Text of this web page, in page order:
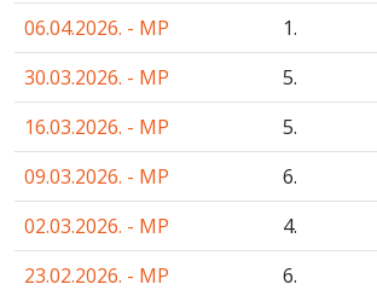
06.04.2026. - MP
1.
30.03.2026. - MP
5.
16.03.2026. - MP
5.
09.03.2026. - MP
6.
02.03.2026. - MP
4.
23.02.2026. - MP
6.